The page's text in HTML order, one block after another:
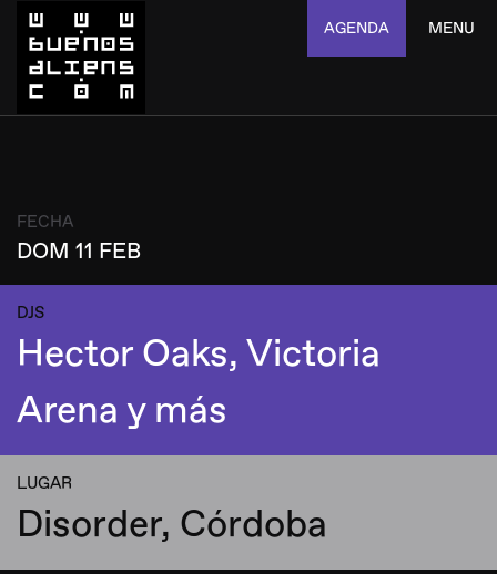
AGENDA MENU
FECHA
DOM 11 FEB
DJS
Hector Oaks, Victoria
Arena y más
LUGAR
Disorder, Córdoba